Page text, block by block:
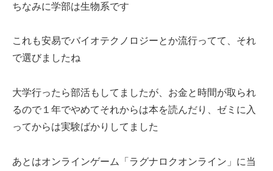
ちなみに学部は生物系です
これも安易でバイオテクノロジーとか流行ってて、それ
で選びましたね
大学行ったら部活もしてましたが、お金と時間が取られ
るので１年でやめてそれからは本を読んだり、ゼミに入
ってからは実験ばかりしてました
あとはオンラインゲーム「ラグナロクオンライン」に当